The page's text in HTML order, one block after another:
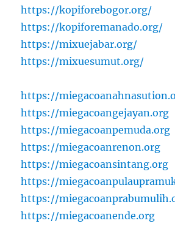
https://kopiforebogor.org/
https://kopiforemanado.org/
https://mixuejabar.org/
https://mixuesumut.org/
https://
https://miegacoangejayan.org
https://miegacoanpemuda.org
https://miegacoanrenon.org
https://miegacoansintang.org
https://
https://
https://miegacoanende.org